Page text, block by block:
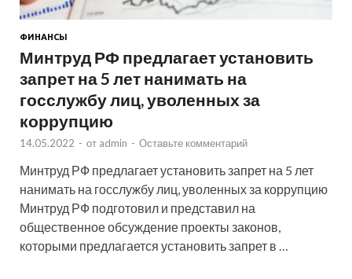
ФИНАНСЫ
Минтруд РФ предлагает установить
запрет на 5 лет нанимать на
госслужбу лиц, уволенных за
коррупцию
14.05.2022 - от admin - Оставьте комментарий
Минтруд РФ предлагает установить запрет на 5 лет
нанимать на госслужбу лиц, уволенных за коррупцию
Минтруд РФ подготовил и представил на
общественное обсуждение проекты законов,
которыми предлагается установить запрет в …